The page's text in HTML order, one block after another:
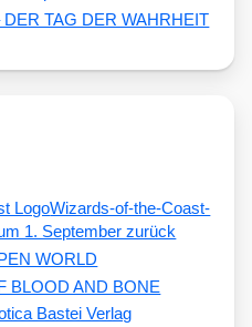
TAG DER WAHRHEIT
Wizards-of-the-Coast-
1. September zurück
WORLD
BLOOD AND BONE